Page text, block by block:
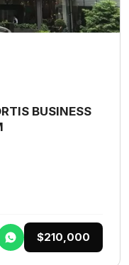
BUSINESS
$210,000